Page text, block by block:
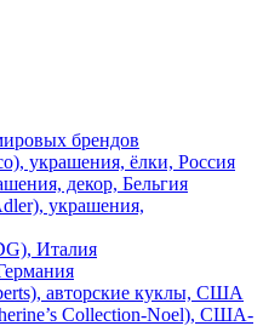
брендов
украшения, ёлки, Россия
декор, Бельгия
украшения,
Италия
авторские куклы, США
Collection-Noel), США-